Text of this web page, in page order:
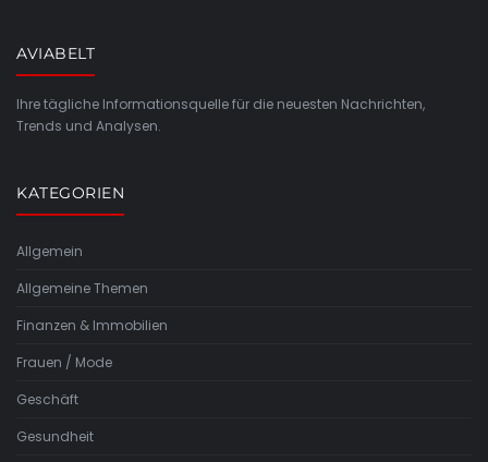
AVIABELT
Ihre tägliche Informationsquelle für die neuesten Nachrichten,
Trends und Analysen.
KATEGORIEN
Allgemein
Allgemeine Themen
Finanzen & Immobilien
Frauen / Mode
Geschäft
Gesundheit